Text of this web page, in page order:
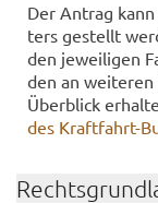
Der An­trag
ters ge­stellt
den je­wei­li­gen
den an wei­te­ren
Über­blick
des Kraftfahrt-​​